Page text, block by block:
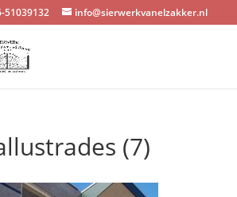
51039132 info@sierwerkvanelzakker.nl
(7)